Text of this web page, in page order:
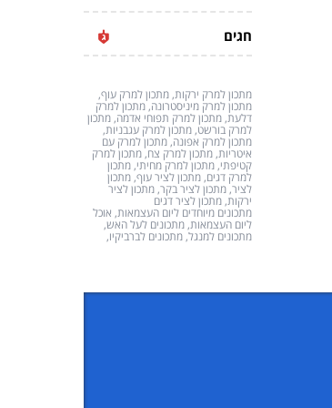
חגים
מתכון למרק ירקות, מתכון למרק עוף,
מתכון למרק מיניסטרונה, מתכון למרק
דלעת, מתכון למרק תפוחי אדמה, מתכון
למרק בורשט, מתכון למרק עגבניות,
מתכון למרק אפונה, מתכון למרק עם
איטריות, מתכון למרק צח, מתכון למרק
קטיפתי, מתכון למרק מחיתי, מתכון
למרק דגים, מתכון לציר עוף, מתכון
לציר, מתכון לציר בקר, מתכון לציר
ירקות, מתכון לציר דגים
מתכונים מיוחדים ליום העצמאות, אוכל
ליום העצמאות, מתכונים לעל האש,
מתכונים למנגל, מתכונים לברביקיו,